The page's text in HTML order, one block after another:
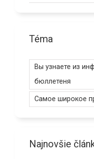
Téma
Вы узнаете из
бюллетеня
Самое широкое
Najnovšie